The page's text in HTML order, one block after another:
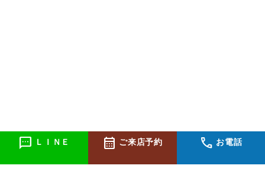
sms ＬＩＮＥ calendar_month ご来店予約 call お電話